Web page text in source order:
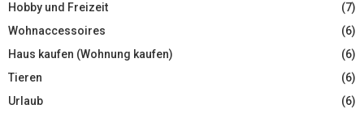
Hobby und Freizeit
(7)
Wohnaccessoires
(6)
Haus kaufen (Wohnung kaufen)
(6)
Tieren
(6)
Urlaub
(6)